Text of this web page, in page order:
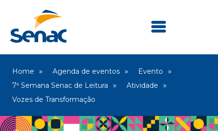
Home Agenda de eventos
Evento
7ª Semana Senac de Leitura
Atividade
Vozes de Transformação